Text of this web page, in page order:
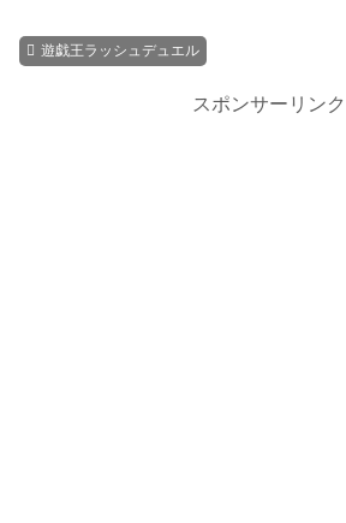
遊戯王ラッシュデュエル
スポンサーリンク